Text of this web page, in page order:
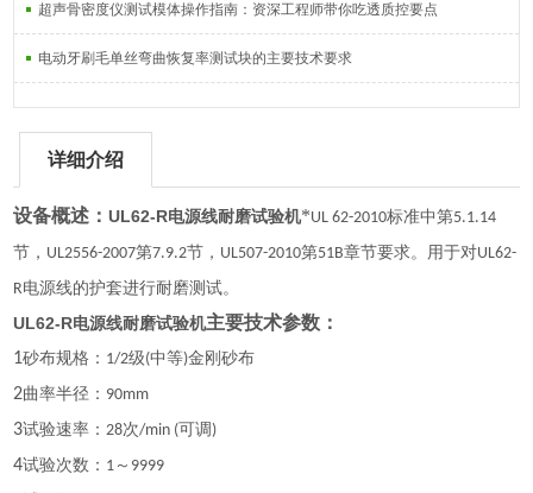
超声骨密度仪测试模体操作指南：资深工程师带你吃透质控要点
电动牙刷毛单丝弯曲恢复率测试块的主要技术要求
详细介绍
设备概述：UL62-R电源线耐磨试验机*UL 62-2010标准中第5.1.14
节， UL2556-2007第7.9.2节， UL507-2010第51B章节要求。用于对UL62-
R电源线的护套进行耐磨测试。
UL62-R电源线耐磨试验机主要技术参数：
1砂布规格： 1/2级(中等)金刚砂布
2曲率半径： 90mm
3试验速率：28次/min (可调)
4试验次数： 1 ～ 9999